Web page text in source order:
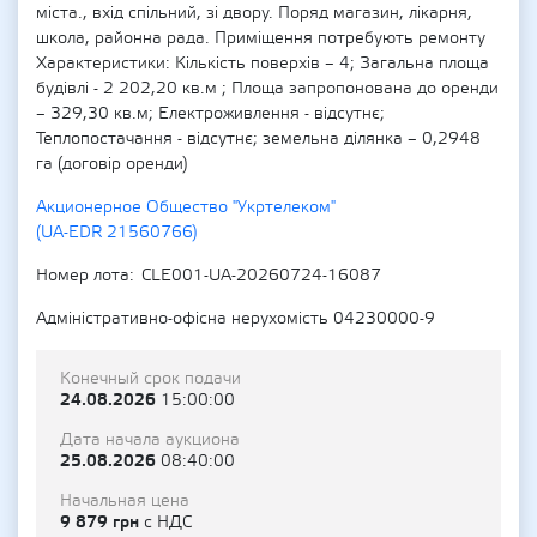
міста., вхід спільний, зі двору. Поряд магазин, лікарня,
школа, районна рада. Приміщення потребують ремонту
Характеристики: Кількість поверхів – 4; Загальна площа
будівлі - 2 202,20 кв.м ; Площа запропонована до оренди
– 329,30 кв.м; Електроживлення - відсутнє;
Теплопостачання - відсутнє; земельна ділянка – 0,2948
га (договір оренди)
Акционерное Общество "Укртелеком"
(UA-EDR 21560766)
Номер лота
CLE001-UA-20260724-16087
Адміністративно-офісна нерухомість 04230000-9
Конечный срок подачи
24.08.2026 15:00:00
Дата начала аукциона
25.08.2026 08:40:00
Начальная цена
9 879 грн с НДС